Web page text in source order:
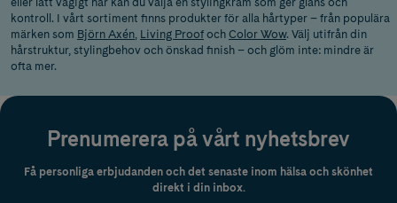
kontroll. I vårt sortiment finns produkter för alla hårtyper – från populära
märken som Björn Axén Living Proof och Color Wow. Välj utifrån din
hårstruktur, stylingbehov och önskad finish – och glöm inte: mindre är
ofta mer.
Prenumerera på vårt nyhetsbrev
Få personliga erbjudanden och det senaste inom hälsa och skönhet
direkt i din inbox.